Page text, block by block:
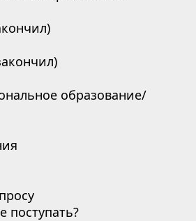
образование/
поступать?